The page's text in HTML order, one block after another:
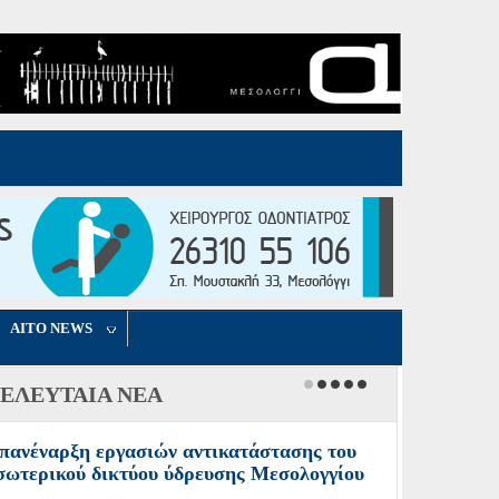
AITO NEWS
ΝΕΑ
εργασιών αντικατάστασης του
δικτύου ύδρευσης Μεσολογγίου